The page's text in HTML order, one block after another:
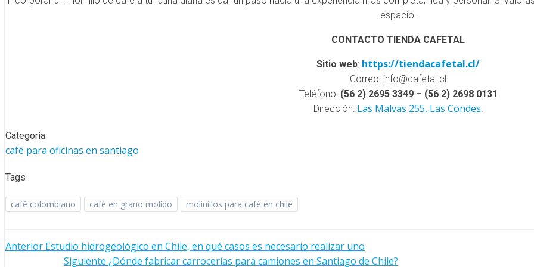
espacio.
CONTACTO TIENDA CAFETAL
Sitio web: https://tiendacafetal.cl/
Correo: info@cafetal.cl
Teléfono: (56 2) 2695 3349 – (56 2) 2698 0131
Dirección: Las Malvas 255, Las Condes
Categorìa
café para oficinas en santiago
Tags
café colombiano café en grano molido molinillos para café en chile
Navegación
Anterior Estudio hidrogeológico en Chile, en qué casos es necesario realizar uno
Navegación
Siguiente ¿Dónde fabricar carrocerías para camiones en Santiago de Chile?